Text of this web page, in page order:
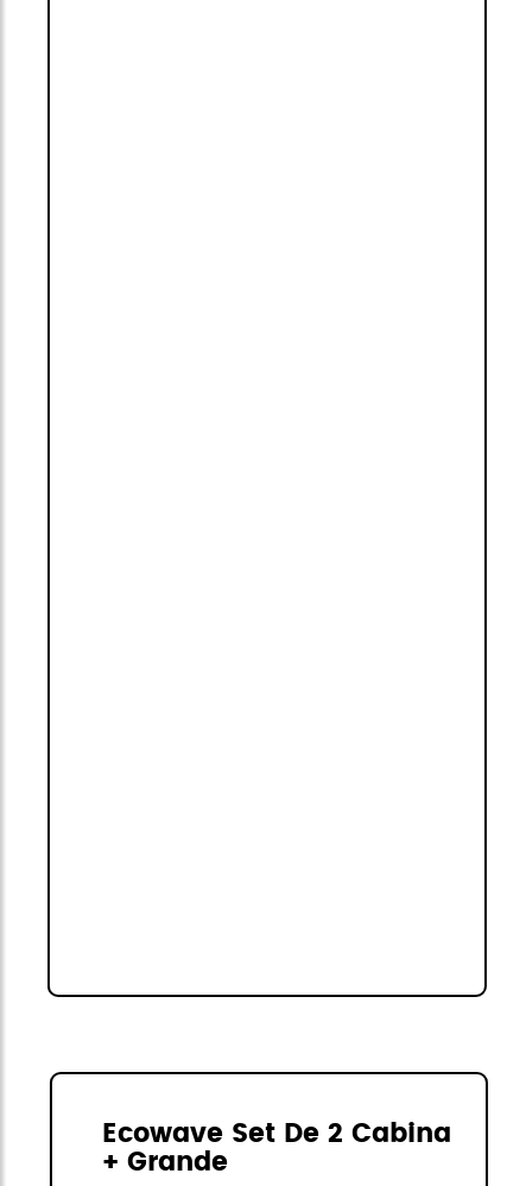
Ecowave Set De 2 Cabina
+ Grande